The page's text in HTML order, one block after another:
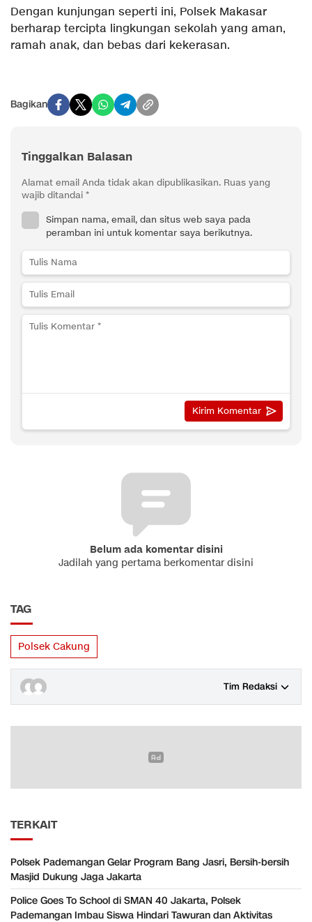
Dengan kunjungan seperti ini, Polsek Makasar
berharap tercipta lingkungan sekolah yang aman,
ramah anak, dan bebas dari kekerasan.
Bagikan
Tinggalkan Balasan
Alamat email Anda tidak akan dipublikasikan. Ruas yang
wajib ditandai *
Simpan nama, email, dan situs web saya pada
peramban ini untuk komentar saya berikutnya.
Belum ada komentar disini
Jadilah yang pertama berkomentar disini
TAG
Polsek Cakung
Tim Redaksi
TERKAIT
Polsek Pademangan Gelar Program Bang Jasri, Bersih-bersih
Masjid Dukung Jaga Jakarta
Police Goes To School di SMAN 40 Jakarta, Polsek
Pademangan Imbau Siswa Hindari Tawuran dan Aktivitas